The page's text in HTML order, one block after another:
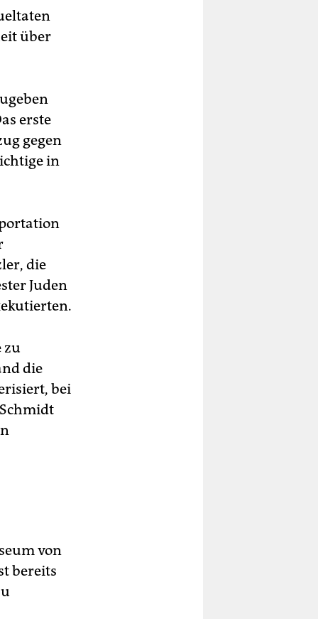
über
erste
gegen
in
die
Juden
zu
die
bei
von
bereits